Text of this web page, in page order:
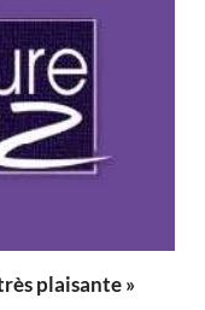
plaisante »